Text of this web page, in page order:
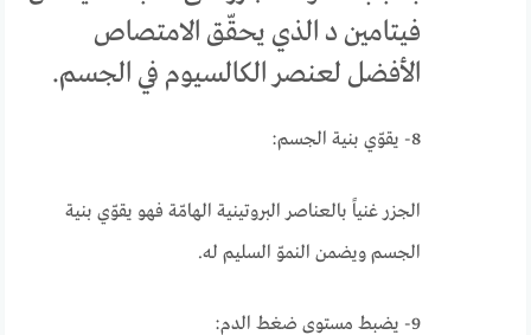
فيتامين د الذي يحقّق الامتصاص
الأفضل لعنصر الكالسيوم في الجسم.
8- يقوّي بنية الجسم:
الجزر غنياً بالعناصر البروتينية الهامّة فهو يقوّي بنية
الجسم ويضمن النموّ السليم له.
9- يضبط مستوى ضغط الدم: